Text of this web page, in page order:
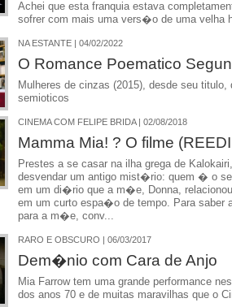
Achei que esta franquia estava
sofrer com mais uma vers�o de uma velha
NA ESTANTE | 04/02/2022
O Romance Poematico
Mulheres de cinzas (2015), desde seu
semioticos
CINEMA COM FELIPE BRIDA | 02/08/2018
Mamma Mia! ? O filme
Prestes a se casar na ilha grega de
desvendar um antigo mist�rio: quem � o
em um di�rio que a m�e, Donna,
em um curto espa�o de tempo. Para saber
para a m�e, conv...
RARO E OBSCURO | 06/03/2017
Dem�nio com Cara de Anjo
Mia Farrow tem uma grande performance
dos anos 70 e de muitas maravilhas que o